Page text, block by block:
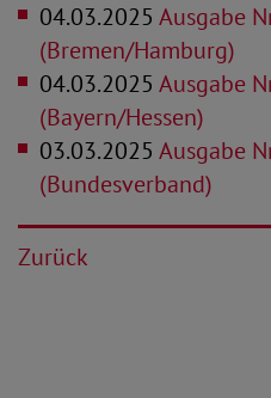
04.03.2025 Ausgabe
(Bremen/Hamburg)
04.03.2025 Ausgabe
(Bayern/Hessen)
03.03.2025 Ausgabe
(Bundesverband)
Zurück